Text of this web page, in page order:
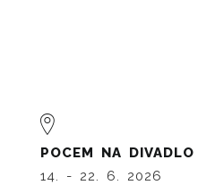
POCEM NA DIVADLO
14. - 22. 6. 2026